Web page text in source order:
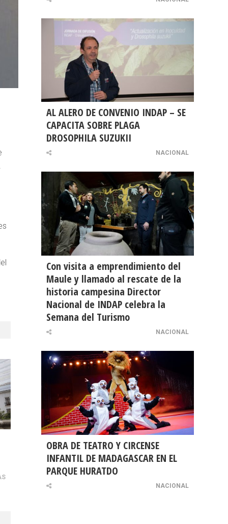
AL ALERO DE CONVENIO INDAP – SE
CAPACITA SOBRE PLAGA
DROSOPHILA SUZUKII
NACIONAL
Con visita a emprendimiento del
Maule y llamado al rescate de la
historia campesina Director
Nacional de INDAP celebra la
Semana del Turismo
NACIONAL
OBRA DE TEATRO Y CIRCENSE
INFANTIL DE MADAGASCAR EN EL
PARQUE HURATDO
NACIONAL